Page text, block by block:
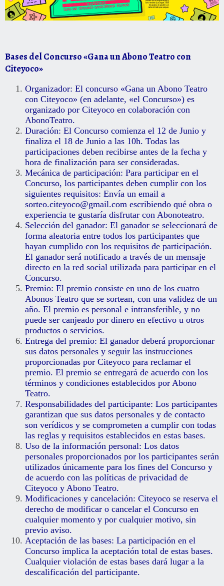
Bases del Concurso «Gana un Abono Teatro con
Citeyoco»
Organizador: El concurso «Gana un Abono Teatro
con Citeyoco» (en adelante, «el Concurso») es
organizado por Citeyoco en colaboración con
AbonoTeatro.
Duración: El Concurso comienza el 12 de Junio y
finaliza el 18 de Junio a las 10h. Todas las
participaciones deben recibirse antes de la fecha y
hora de finalización para ser consideradas.
Mecánica de participación: Para participar en el
Concurso, los participantes deben cumplir con los
siguientes requisitos: Envía un email a
sorteo.citeyoco@gmail.com escribiendo qué obra o
experiencia te gustaría disfrutar con Abonoteatro.
Selección del ganador: El ganador se seleccionará de
forma aleatoria entre todos los participantes que
hayan cumplido con los requisitos de participación.
El ganador será notificado a través de un mensaje
directo en la red social utilizada para participar en el
Concurso.
Premio: El premio consiste en uno de los cuatro
Abonos Teatro que se sortean, con una validez de un
año. El premio es personal e intransferible, y no
puede ser canjeado por dinero en efectivo u otros
productos o servicios.
Entrega del premio: El ganador deberá proporcionar
sus datos personales y seguir las instrucciones
proporcionadas por Citeyoco para reclamar el
premio. El premio se entregará de acuerdo con los
términos y condiciones establecidos por Abono
Teatro.
Responsabilidades del participante: Los participantes
garantizan que sus datos personales y de contacto
son verídicos y se comprometen a cumplir con todas
las reglas y requisitos establecidos en estas bases.
Uso de la información personal: Los datos
personales proporcionados por los participantes serán
utilizados únicamente para los fines del Concurso y
de acuerdo con las políticas de privacidad de
Citeyoco y Abono Teatro.
Modificaciones y cancelación: Citeyoco se reserva el
derecho de modificar o cancelar el Concurso en
cualquier momento y por cualquier motivo, sin
previo aviso.
Aceptación de las bases: La participación en el
Concurso implica la aceptación total de estas bases.
Cualquier violación de estas bases dará lugar a la
descalificación del participante.